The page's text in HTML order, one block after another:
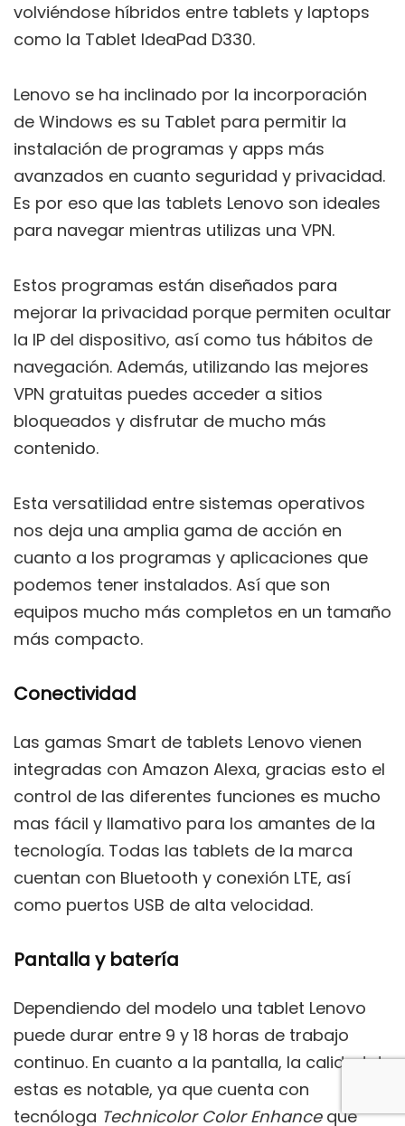
volviéndose híbridos entre tablets y laptops
como la Tablet IdeaPad D330.
Lenovo se ha inclinado por la incorporación
de Windows es su Tablet para permitir la
instalación de programas y apps más
avanzados en cuanto seguridad y privacidad.
Es por eso que las tablets Lenovo son ideales
para navegar mientras utilizas una VPN.
Estos programas están diseñados para
mejorar la privacidad porque permiten ocultar
la IP del dispositivo, así como tus hábitos de
navegación. Además, utilizando las mejores
VPN gratuitas puedes acceder a sitios
bloqueados y disfrutar de mucho más
contenido.
Esta versatilidad entre sistemas operativos
nos deja una amplia gama de acción en
cuanto a los programas y aplicaciones que
podemos tener instalados. Así que son
equipos mucho más completos en un tamaño
más compacto.
Conectividad
Las gamas Smart de tablets Lenovo vienen
integradas con Amazon Alexa, gracias esto el
control de las diferentes funciones es mucho
mas fácil y llamativo para los amantes de la
tecnología. Todas las tablets de la marca
cuentan con Bluetooth y conexión LTE, así
como puertos USB de alta velocidad.
Pantalla y batería
Dependiendo del modelo una tablet Lenovo
puede durar entre 9 y 18 horas de trabajo
continuo. En cuanto a la pantalla, la calidad de
estas es notable, ya que cuenta con
tecnóloga Technicolor Color Enhance que